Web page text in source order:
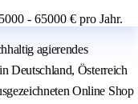
- 65000 € pro Jahr.
agierendes
Deutschland, Österreich
Online Shop